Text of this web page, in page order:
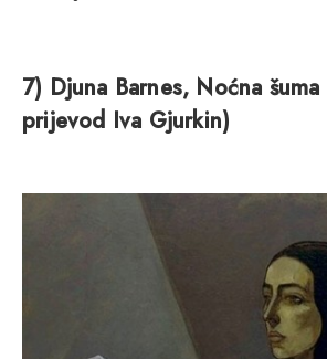
7) Djuna Barnes, Noćna
prijevod Iva Gjurkin)